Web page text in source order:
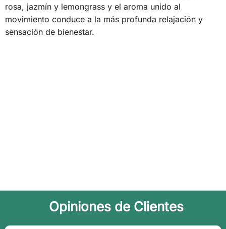
rosa, jazmín y lemongrass y el aroma unido al
movimiento conduce a la más profunda relajación y
sensación de bienestar.
Opiniones de Clientes